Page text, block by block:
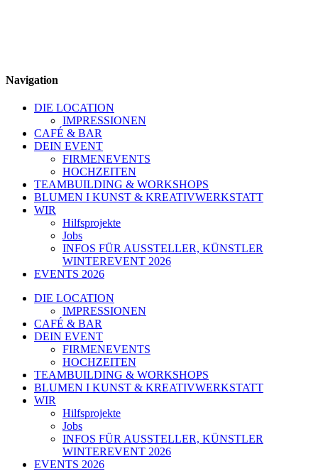
Navigation
DIE LOCATION
IMPRESSIONEN
CAFÉ & BAR
DEIN EVENT
FIRMENEVENTS
HOCHZEITEN
TEAMBUILDING & WORKSHOPS
BLUMEN I KUNST & KREATIVWERKSTATT
WIR
Hilfsprojekte
Jobs
INFOS FÜR AUSSTELLER, KÜNSTLER
WINTEREVENT 2026
EVENTS 2026
DIE LOCATION
IMPRESSIONEN
CAFÉ & BAR
DEIN EVENT
FIRMENEVENTS
HOCHZEITEN
TEAMBUILDING & WORKSHOPS
BLUMEN I KUNST & KREATIVWERKSTATT
WIR
Hilfsprojekte
Jobs
INFOS FÜR AUSSTELLER, KÜNSTLER
WINTEREVENT 2026
EVENTS 2026